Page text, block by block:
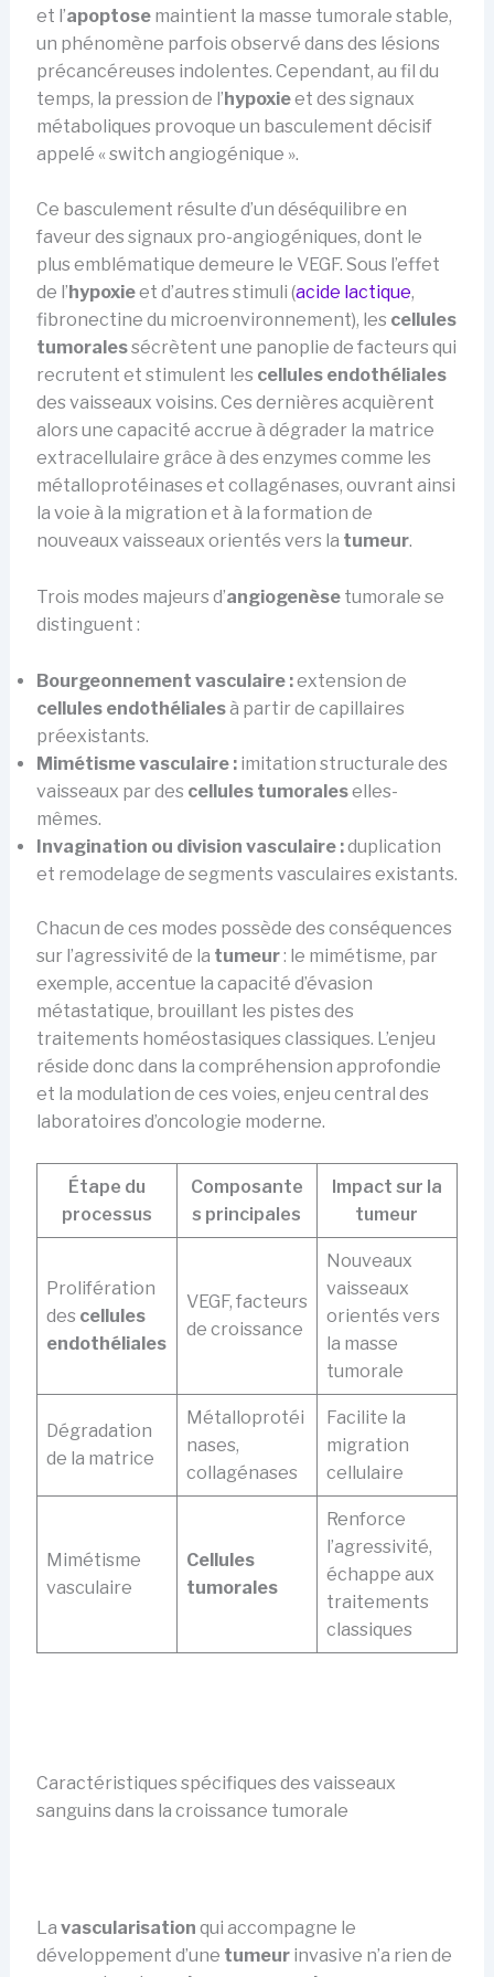
et l’apoptosemaintient la masse tumorale stable,
un phénomène parfois observé dans des lésions
précancéreuses indolentes. Cependant, au fil du
temps, la pression de l’hypoxieet des signaux
métaboliques provoque un basculement décisif
appelé « switch angiogénique ».
Ce basculement résulte d’un déséquilibre en
faveur des signaux pro-angiogéniques, dont le
plus emblématique demeure le VEGF. Sous l’effet
de l’ hypoxieet d’autres stimuli (acide lactique,
fibronectine du microenvironnement), les cellules
tumoralessécrètent une panoplie de facteurs qui
recrutent et stimulent les cellules endothéliales
des vaisseaux voisins. Ces dernières acquièrent
alors une capacité accrue à dégrader la matrice
extracellulaire grâce à des enzymes comme les
métalloprotéinases et collagénases, ouvrant ainsi
la voie à la migration et à la formation de
nouveaux vaisseaux orientés vers la tumeur.
Trois modes majeurs d’angiogenèsetumorale se
distinguent :
Bourgeonnement vasculaire :extension de
cellules endothélialesà partir de capillaires
préexistants.
Mimétisme vasculaire :imitation structurale des
vaisseaux par des cellules tumoraleselles-
mêmes.
Invagination ou division vasculaire :duplication
et remodelage de segments vasculaires existants.
Chacun de ces modes possède des conséquences
sur l’agressivité de la tumeur: le mimétisme, par
exemple, accentue la capacité d’évasion
métastatique, brouillant les pistes des
traitements homéostasiques classiques. L’enjeu
réside donc dans la compréhension approfondie
et la modulation de ces voies, enjeu central des
laboratoires d’oncologie moderne.
Étape du
processus
Composante
s principales
Impact sur la
tumeur
Prolifération
des cellules
endothéliales
VEGF, facteurs
de croissance
Nouveaux
vaisseaux
orientés vers
la masse
tumorale
Dégradation
de la matrice
Métalloprotéi
nases,
collagénases
Facilite la
migration
cellulaire
Mimétisme
vasculaire
Cellules
tumorales
Renforce
l’agressivité,
échappe aux
traitements
classiques
Caractéristiques spécifiques des vaisseaux
sanguins dans la croissance tumorale
La vascularisation qui accompagne le
développement d’une tumeurinvasive n’a rien de